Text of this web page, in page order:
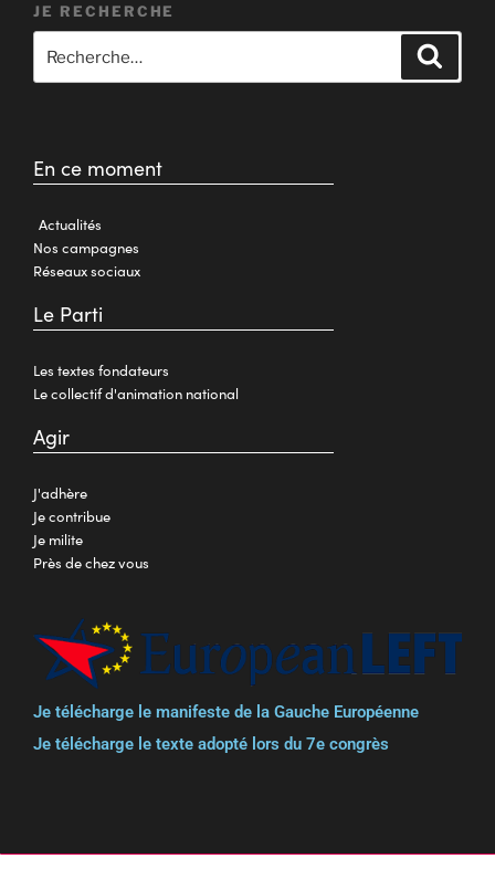
JE RECHERCHE
En ce moment
Actualités
Nos campagnes
Réseaux sociaux
Le Parti
Les textes fondateurs
Le collectif d'animation national
Agir
J'adhère
Je contribue
Je milite
Près de chez vous
Je télécharge le manifeste de la Gauche Européenne
Je télécharge le texte adopté lors du 7e congrès